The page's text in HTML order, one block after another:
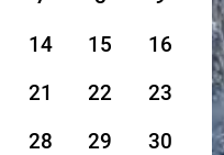
14 15
16
21 22
23
28 29
30